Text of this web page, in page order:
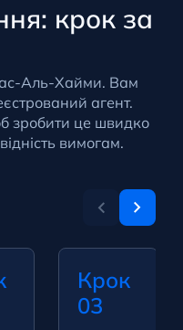
крок за
Аль-Хайми. Вам
агент.
зробити це швидко
вимогам.
Крок
03